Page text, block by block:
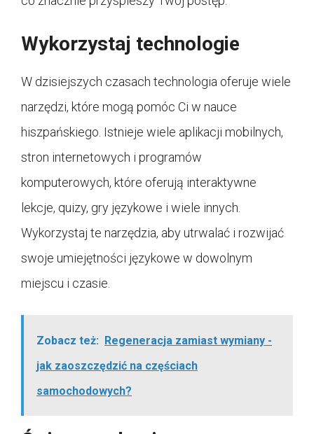
Wykorzystaj technologie
W dzisiejszych czasach technologia oferuje wiele
narzędzi, które mogą pomóc Ci w nauce
hiszpańskiego. Istnieje wiele aplikacji mobilnych,
stron internetowych i programów
komputerowych, które oferują interaktywne
lekcje, quizy, gry językowe i wiele innych.
Wykorzystaj te narzędzia, aby utrwalać i rozwijać
swoje umiejętności językowe w dowolnym
miejscu i czasie.
Zobacz też: Regeneracja zamiast wymiany -
jak zaoszczędzić na częściach
samochodowych?